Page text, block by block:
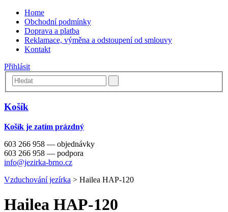
Home
Obchodní podmínky
Doprava a platba
Reklamace, výměna a odstoupení od smlouvy
Kontakt
Přihlásit
Košík
Košík je zatím prázdný
603 266 958 — objednávky
603 266 958 — podpora
info@jezirka-brno.cz
Vzduchování jezírka > Hailea HAP-120
Hailea HAP-120